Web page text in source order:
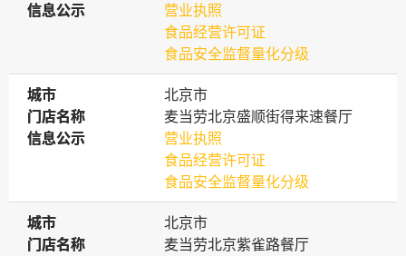
信息公示
信息公示
营业执照
食品经营许可证
食品安全监督量化分级
城市
城市
北京市
门店名称
门店名称
麦当劳北京盛顺街得来速餐厅
信息公示
信息公示
营业执照
食品经营许可证
食品安全监督量化分级
城市
城市
北京市
门店名称
门店名称
麦当劳北京紫雀路餐厅